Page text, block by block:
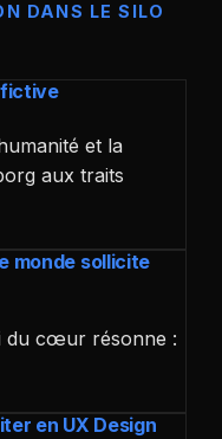
DANS LE SILO
fictive
et la
aux traits
monde sollicite
du cœur résonne :
en UX Design